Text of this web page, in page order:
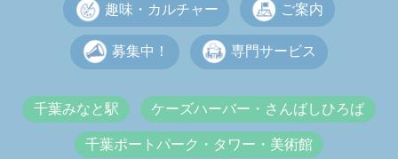
趣味・カルチャー ご案内
募集中！ 専門サービス
千葉みなと駅 ケーズハーバー・さんばしひろば
千葉ポートパーク・タワー・美術館